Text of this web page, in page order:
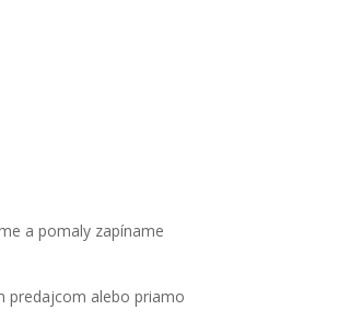
a pomaly zapíname
predajcom alebo priamo